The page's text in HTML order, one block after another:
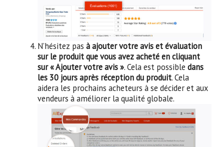
N’hésitez pas à ajouter votre avis et évaluation
sur le produit que vous avez acheté en cliquant
sur « Ajouter votre avis ». Cela est possible dans
les 30 jours après réception du produit. Cela
aidera les prochains acheteurs à se décider et aux
vendeurs à améliorer la qualité globale.